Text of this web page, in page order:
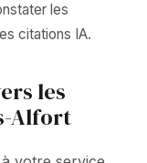
les
citations IA.
les
Alfort